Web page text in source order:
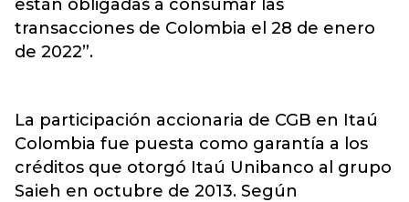
están obligadas a consumar las
transacciones de Colombia el 28 de enero
de 2022”.
La participación accionaria de CGB en Itaú
Colombia fue puesta como garantía a los
créditos que otorgó Itaú Unibanco al grupo
Saieh en octubre de 2013. Según